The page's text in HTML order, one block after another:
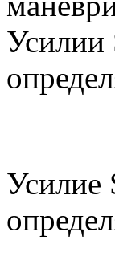
Усилии
Усилие